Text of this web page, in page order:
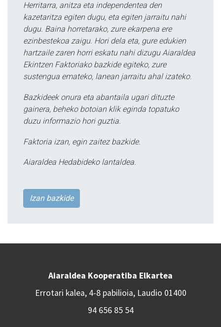
Herritarra, anitza eta independentea den
kazetaritza egiten dugu, eta egiten jarraitu nahi
dugu. Baina horretarako, zure ekarpena ere
ezinbestekoa zaigu. Hori dela eta, gure edukien
hartzaile zaren horri eskatu nahi dizugu Aiaraldea
Ekintzen Faktoriako bazkide egiteko, zure
sustengua emateko, lanean jarraitu ahal izateko.
Bazkideek onura eta abantaila ugari dituzte
gainera, beheko botoian klik eginda topatuko
duzu informazio hori guztia.
Faktoria izan, egin zaitez bazkide.
Aiaraldea Hedabideko lantaldea.
Izan bazkide
Aiaraldea Kooperatiba Elkartea
Errotari kalea, 4-8 pabilioia, Laudio 01400
94 656 85 54